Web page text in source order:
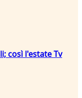
così l'estate Tv